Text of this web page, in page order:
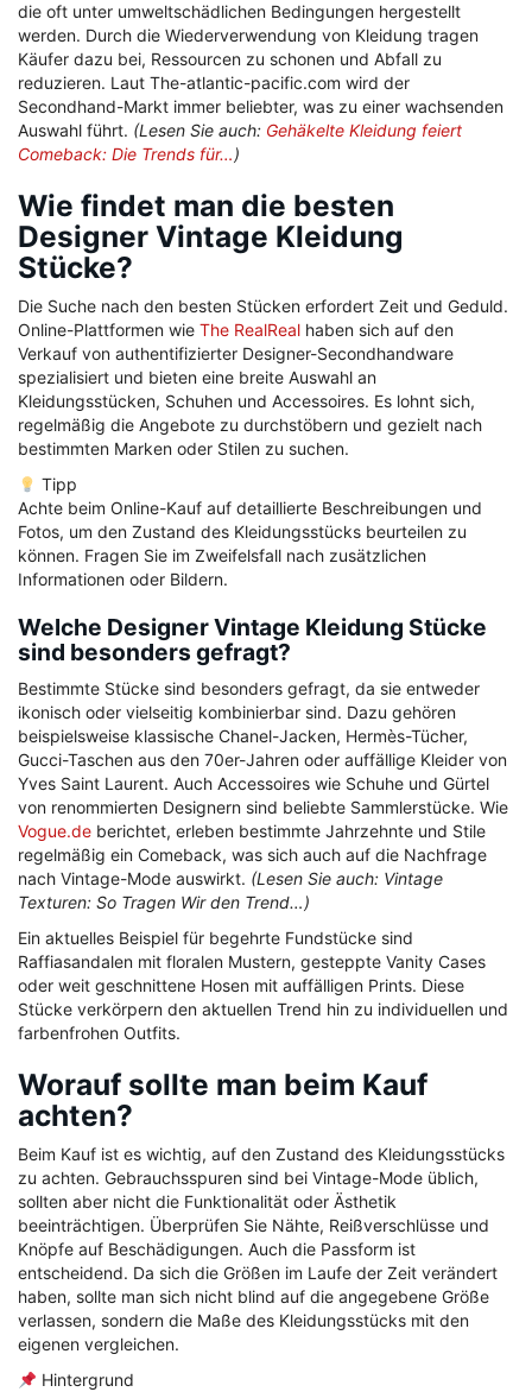
die oft unter umweltschädlichen Bedingungen hergestellt
werden. Durch die Wiederverwendung von Kleidung tragen
Käufer dazu bei, Ressourcen zu schonen und Abfall zu
reduzieren. Laut The-atlantic-pacific.com wird der
Secondhand-Markt immer beliebter, was zu einer wachsenden
Auswahl führt. (Lesen Sie auch: Gehäkelte Kleidung feiert
Comeback: Die Trends für…)
Wie findet man die besten
Designer Vintage Kleidung
Stücke?
Die Suche nach den besten Stücken erfordert Zeit und Geduld.
Online-Plattformen wie The RealReal haben sich auf den
Verkauf von authentifizierter Designer-Secondhandware
spezialisiert und bieten eine breite Auswahl an
Kleidungsstücken, Schuhen und Accessoires. Es lohnt sich,
regelmäßig die Angebote zu durchstöbern und gezielt nach
bestimmten Marken oder Stilen zu suchen.
Tipp
Achte beim Online-Kauf auf detaillierte Beschreibungen und
Fotos, um den Zustand des Kleidungsstücks beurteilen zu
können. Fragen Sie im Zweifelsfall nach zusätzlichen
Informationen oder Bildern.
Welche Designer Vintage Kleidung Stücke
sind besonders gefragt?
Bestimmte Stücke sind besonders gefragt, da sie entweder
ikonisch oder vielseitig kombinierbar sind. Dazu gehören
beispielsweise klassische Chanel-Jacken, Hermès-Tücher,
Gucci-Taschen aus den 70er-Jahren oder auffällige Kleider von
Yves Saint Laurent. Auch Accessoires wie Schuhe und Gürtel
von renommierten Designern sind beliebte Sammlerstücke. Wie
Vogue.de berichtet, erleben bestimmte Jahrzehnte und Stile
regelmäßig ein Comeback, was sich auch auf die Nachfrage
nach Vintage-Mode auswirkt. (Lesen Sie auch: Vintage
Texturen: So Tragen Wir den Trend…)
Ein aktuelles Beispiel für begehrte Fundstücke sind
Raffiasandalen mit floralen Mustern, gesteppte Vanity Cases
oder weit geschnittene Hosen mit auffälligen Prints. Diese
Stücke verkörpern den aktuellen Trend hin zu individuellen und
farbenfrohen Outfits.
Worauf sollte man beim Kauf
achten?
Beim Kauf ist es wichtig, auf den Zustand des Kleidungsstücks
zu achten. Gebrauchsspuren sind bei Vintage-Mode üblich,
sollten aber nicht die Funktionalität oder Ästhetik
beeinträchtigen. Überprüfen Sie Nähte, Reißverschlüsse und
Knöpfe auf Beschädigungen. Auch die Passform ist
entscheidend. Da sich die Größen im Laufe der Zeit verändert
haben, sollte man sich nicht blind auf die angegebene Größe
verlassen, sondern die Maße des Kleidungsstücks mit den
eigenen vergleichen.
Hintergrund